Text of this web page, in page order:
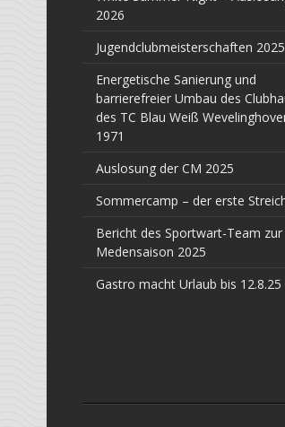
2026
Jugendclubmeisterschaften 2025
Energetische Sanierung und
barrierefreier Umbau des
des TC Blau Weiß
1971
Auslosung der CM 2025
Sommercamp – der erste
Bericht des Sportwart-Team zur
Medensaison 2025
Gastro macht Urlaub bis 12.8.25